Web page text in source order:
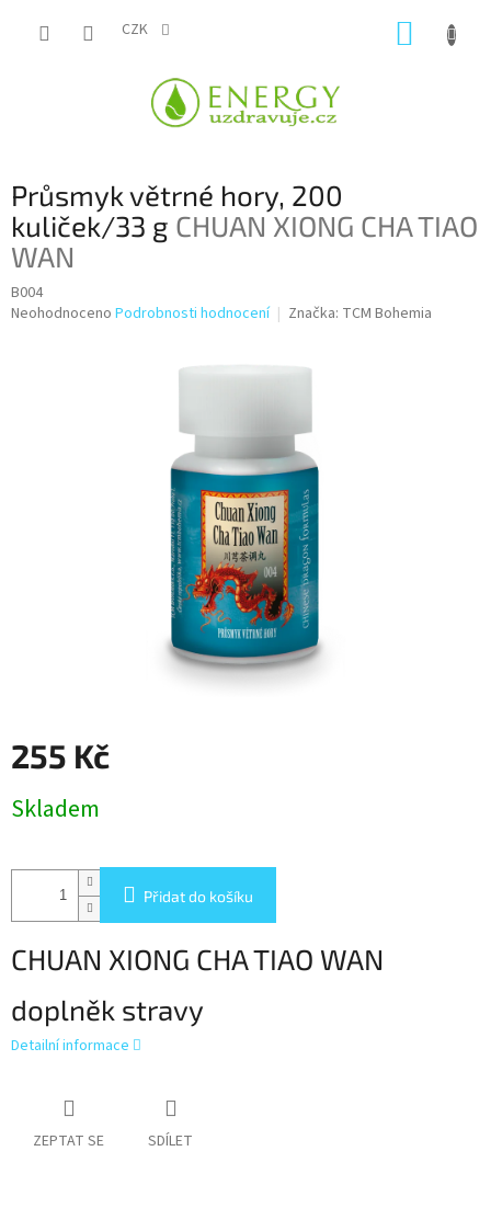
CZK
Průsmyk větrné hory, 200
kuliček/33 g CHUAN XIONG CHA TIAO
WAN
B004
Průměrné
Neohodnoceno Podrobnosti hodnocení Značka: TCM Bohemia
255 Kč
cena:
Skladem
Přidat do košíku
CHUAN XIONG CHA TIAO WAN
doplněk stravy
Detailní informace
ZEPTAT SE SDÍLET